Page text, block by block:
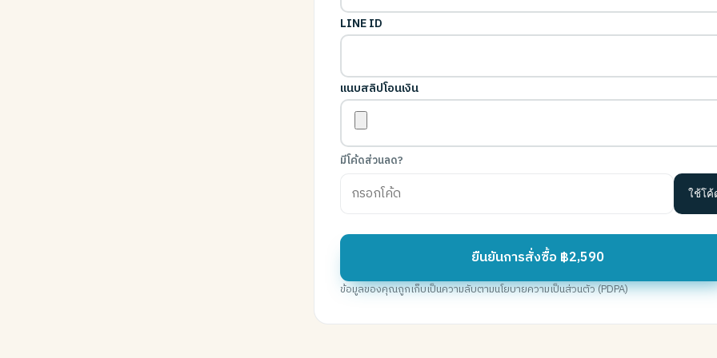
LINE ID
แนบสลิปโอนเงิน
มีโค้ดส่วนลด?
ใช้โค้
ยืนยันการสั่งซื้อ ฿2,590
ข้อมูลของคุณถูกเก็บเป็นความลับตามนโยบายความเป็นส่วนตัว (PDPA)